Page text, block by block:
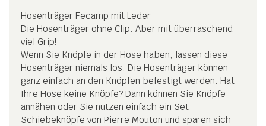
Hosenträger Fecamp mit Leder
Die Hosenträger ohne Clip. Aber mit überraschend
viel Grip!
Wenn Sie Knöpfe in der Hose haben, lassen diese
Hosenträger niemals los. Die Hosenträger können
ganz einfach an den Knöpfen befestigt werden. Hat
Ihre Hose keine Knöpfe? Dann können Sie Knöpfe
annähen oder Sie nutzen einfach ein Set
Schiebeknöpfe von Pierre Mouton und sparen sich